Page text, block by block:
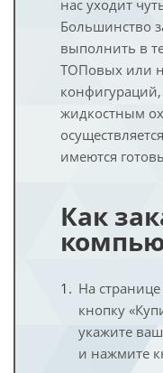
нас уходит
Большинство
выполнить в
ТОПовых или
жидкостным
имеются
Как
На
кнопку
укажите
и нажмите